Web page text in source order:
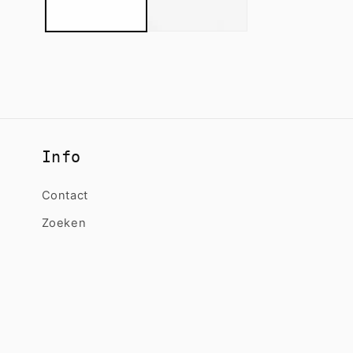
Info
Contact
Zoeken